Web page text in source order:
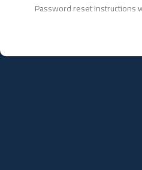
Password reset instructions